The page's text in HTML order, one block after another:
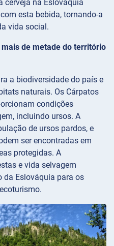
cerveja na Eslováquia
esta bebida, tornando-a
vida social.
de metade do território
a biodiversidade do país e
naturais. Os Cárpatos
condições
incluindo ursos. A
de ursos pardos, e
ser encontradas em
protegidas. A
e vida selvagem
da Eslováquia para os